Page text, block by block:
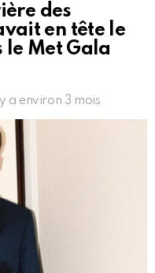
des
en tête le
le Met Gala
a environ 3 mois